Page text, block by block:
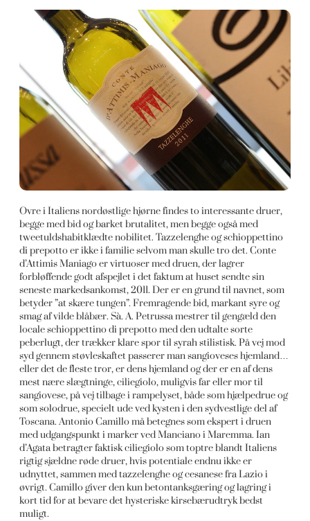
Ovre i Italiens nordøstlige hjørne findes to interessante druer,
begge med bid og barket brutalitet, men begge også med
tweetuldshabitklædte nobilitet. Tazzelenghe og schioppettino
di prepotto er ikke i familie selvom man skulle tro det. Conte
d’Attimis Maniago er virtuoser med druen, der lagrer
forbløffende godt afspejlet i det faktum at huset sendte sin
seneste markedsankomst, 2011. Der er en grund til navnet, som
betyder ”at skære tungen”. Fremragende bid, markant syre og
smag af vilde blåbær. Sà. A. Petrussa mestrer til gengæld den
locale schioppettino di prepotto med den udtalte sorte
peberlugt, der trækker klare spor til syrah stilistisk. På vej mod
syd gennem støvleskaftet passerer man sangioveses hjemland…
eller det de fleste tror, er dens hjemland og der er en af dens
mest nære slægtninge, ciliegiolo, muligvis far eller mor til
sangiovese, på vej tilbage i rampelyset, både som hjælpedrue og
som solodrue, specielt ude ved kysten i den sydvestlige del af
Toscana. Antonio Camillo må betegnes som ekspert i druen
med udgangspunkt i marker ved Manciano i Maremma. Ian
d’Agata betragter faktisk ciliegiolo som toptre blandt Italiens
rigtig sjældne røde druer, hvis potentiale endnu ikke er
udnyttet, sammen med tazzelenghe og cesanese fra Lazio i
øvrigt. Camillo giver den kun betontanksgæring og lagring i
kort tid for at bevare det hysteriske kirsebærudtryk bedst
muligt.